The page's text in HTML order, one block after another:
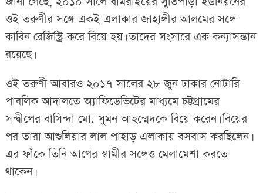
ওই তরুণীর সঙ্গে একই এলাকার জাহাঙ্গীর আলমের সঙ্গে
কাবিন রেজিস্ট্রি করে বিয়ে হয়। তাদের সংসারে এক কন্যাসন্তান
রয়েছে।
ওই তরুণী আবারও ২০১৭ সালের ২৮ জুন ঢাকার নোটারি
পাবলিক আদালতে অ্যাফিডেভিটের মাধ্যমে চট্টগ্রামের
সন্দ্বীপের বাসিন্দা মো. সুমন আহম্মেদকে বিয়ে করেন। বিয়ের
পর তারা আশুলিয়ার লাল পাহাড় এলাকায় বসবাস করছিলেন।
এর ফাঁকে তিনি আগের স্বামীর সঙ্গেও মেলামেশা করতে
থাকেন।